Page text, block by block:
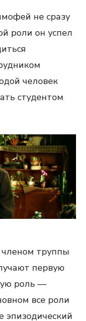
не сразу
роли он успел
человек
студентом
труппы
первую
роль —
все роли
эпизодический